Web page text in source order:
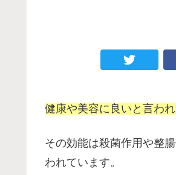
健康や美容に良いと言わ
その効能は殺菌作用や整
われています。